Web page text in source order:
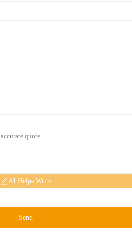
AI Helps Write
Send